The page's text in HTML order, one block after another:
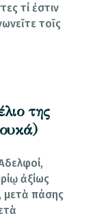
τί ἐστιν
τοῖς
της
ἀξίως
μετὰ πάσης